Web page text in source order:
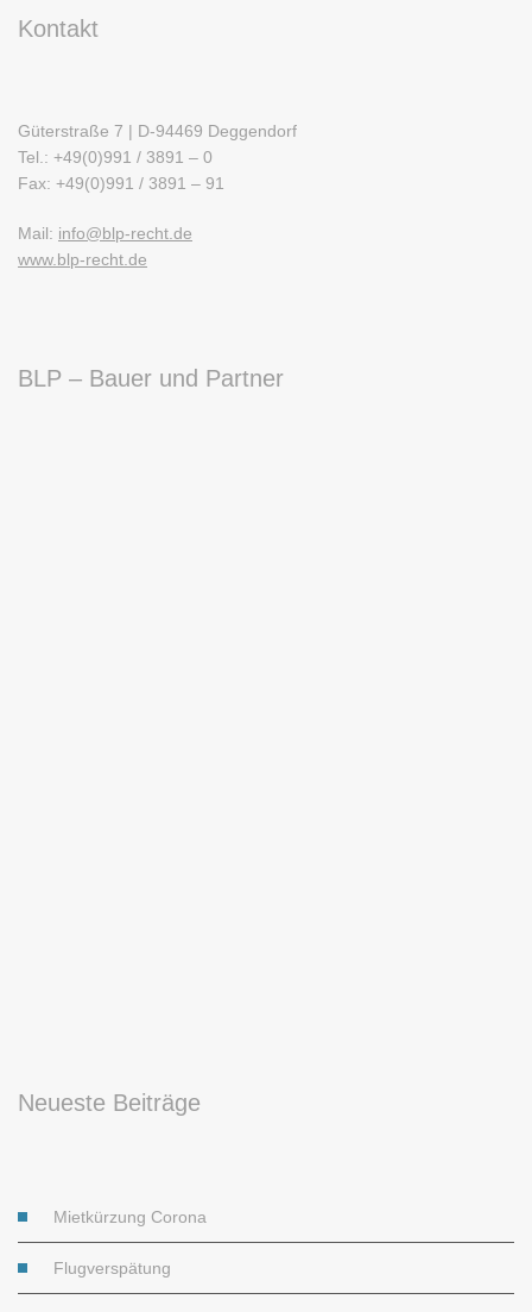
Kontakt
Güterstraße 7 | D-94469 Deggendorf
Tel.: +49(0)991 / 3891 – 0
Fax: +49(0)991 / 3891 – 91
Mail: info@blp-recht.de
www.blp-recht.de
BLP – Bauer und Partner
Neueste Beiträge
Mietkürzung Corona
Flugverspätung